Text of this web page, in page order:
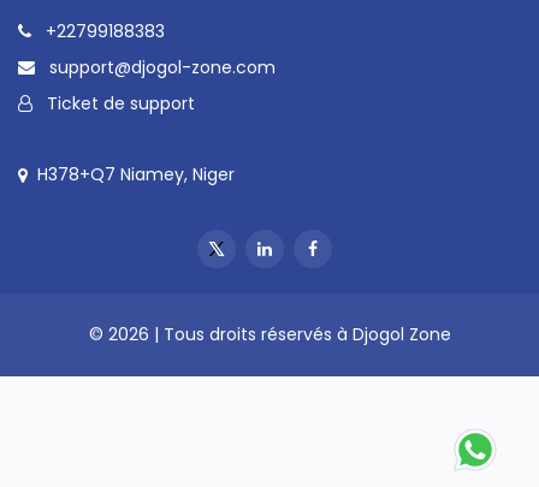
+22799188383
support@djogol-zone.com
Ticket de support
H378+Q7 Niamey, Niger
© 2026 | Tous droits réservés à Djogol Zone